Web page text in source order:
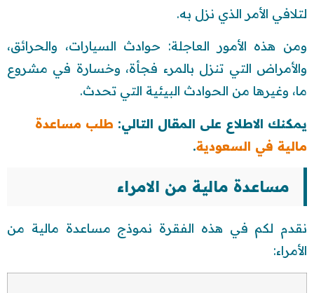
لتلافي الأمر الذي نزل به.
ومن هذه الأمور العاجلة: حوادث السيارات، والحرائق،
والأمراض التي تنزل بالمرء فجأة، وخسارة في مشروع
ما، وغيرها من الحوادث البيئية التي تحدث.
يمكنك الاطلاع على المقال التالي: طلب مساعدة
مالية في السعودية.
مساعدة مالية من الامراء
نقدم لكم في هذه الفقرة نموذج مساعدة مالية من
الأمراء: